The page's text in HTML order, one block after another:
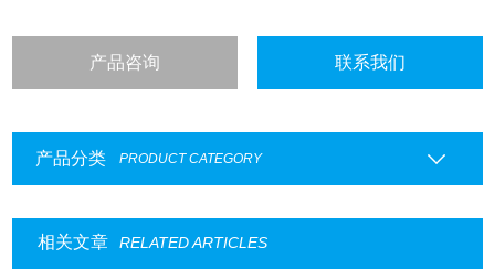
产品咨询 联系我们
产品分类 PRODUCT CATEGORY
相关文章 RELATED ARTICLES